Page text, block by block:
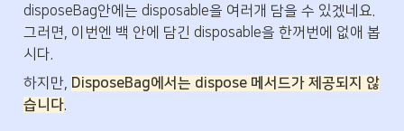
disposeBag안에는 disposable을 여러개 담을 수 있겠네요.
그러면, 이번엔 백 안에 담긴 disposable을 한꺼번에 없애 봅
시다.
하지만, DisposeBag에서는 dispose 메서드가 제공되지 않
습니다.